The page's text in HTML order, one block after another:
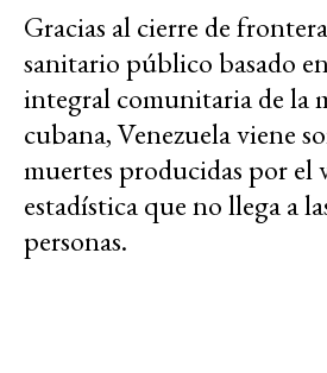
Gracias al cierre de
sanitario público basado
integral comunitaria de la
cubana, Venezuela viene
muertes producidas por el
estadística que no llega a
personas.